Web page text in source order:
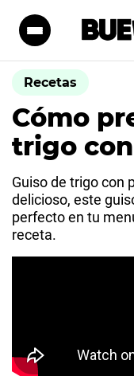
Recetas
Cómo
trigo
Guiso de trigo con
delicioso, este
perfecto en tu
receta.